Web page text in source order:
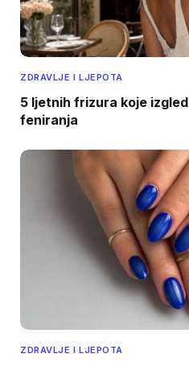
ZDRAVLJE I LJEPOTA
5 ljetnih frizura koje
feniranja
ZDRAVLJE I LJEPOTA